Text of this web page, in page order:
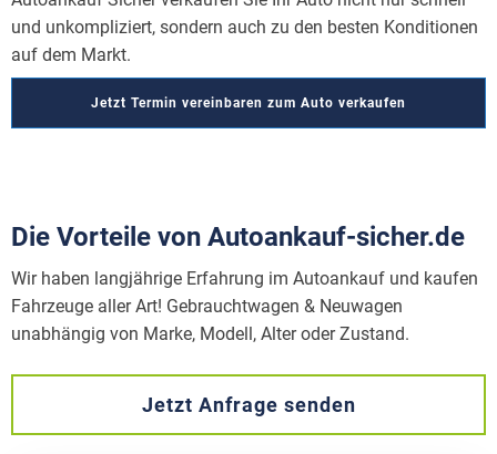
und unkompliziert, sondern auch zu den besten Konditionen
auf dem Markt.
Jetzt Termin vereinbaren zum Auto verkaufen
Die Vorteile von Autoankauf-sicher.de
Wir haben langjährige Erfahrung im Autoankauf und kaufen
Fahrzeuge aller Art! Gebrauchtwagen & Neuwagen
unabhängig von Marke, Modell, Alter oder Zustand.
Jetzt Anfrage senden